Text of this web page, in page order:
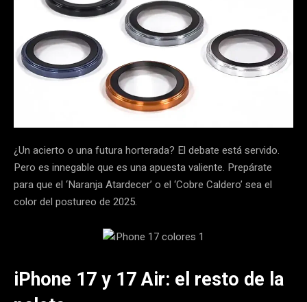
¿Un acierto o una futura horterada? El debate está servido.
Pero es innegable que es una apuesta valiente. Prepárate
para que el ‘Naranja Atardecer’ o el ‘Cobre Caldero’ sea el
color del postureo de 2025.
iPhone 17 y 17 Air: el resto de la